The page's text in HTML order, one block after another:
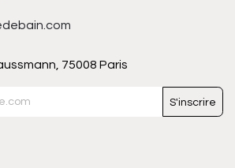
75008 Paris
S'inscrire